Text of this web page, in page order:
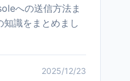
への送信方法ま
知識をまとめまし
2025/12/23